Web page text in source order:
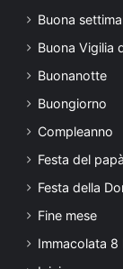
Buona
Buona Vigilia
Buonanotte
Buongiorno
Compleanno
Festa del papà
Festa della
Fine mese
Immacolata 8